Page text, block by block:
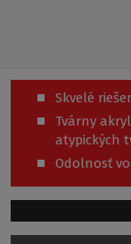
Skvelé
Tvárny
atypických
Odolnosť